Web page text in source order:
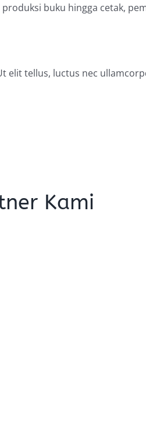
buku hingga cetak,
elit tellus, luctus nec
Kami